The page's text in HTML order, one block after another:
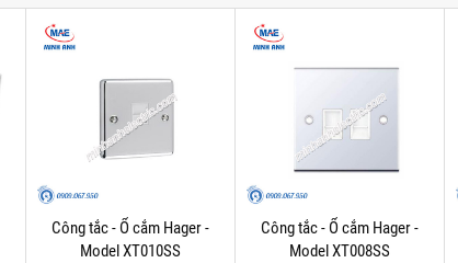
Công tắc - Ổ cắm Hager -
Model XT010SS
Công tắc - Ổ cắm Hager -
Model XT008SS